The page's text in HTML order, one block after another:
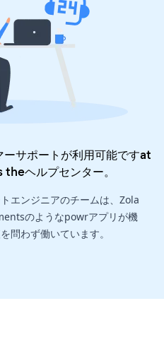
サポートが利用可能ですat
theヘルプセンター。
エンジニアのチームは、Zola
のようなpowrアプリが機
問わず働いています。